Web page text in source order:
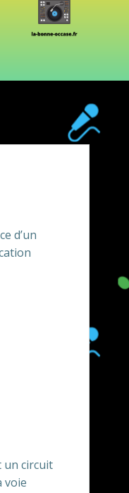
d’un
un circuit
voie